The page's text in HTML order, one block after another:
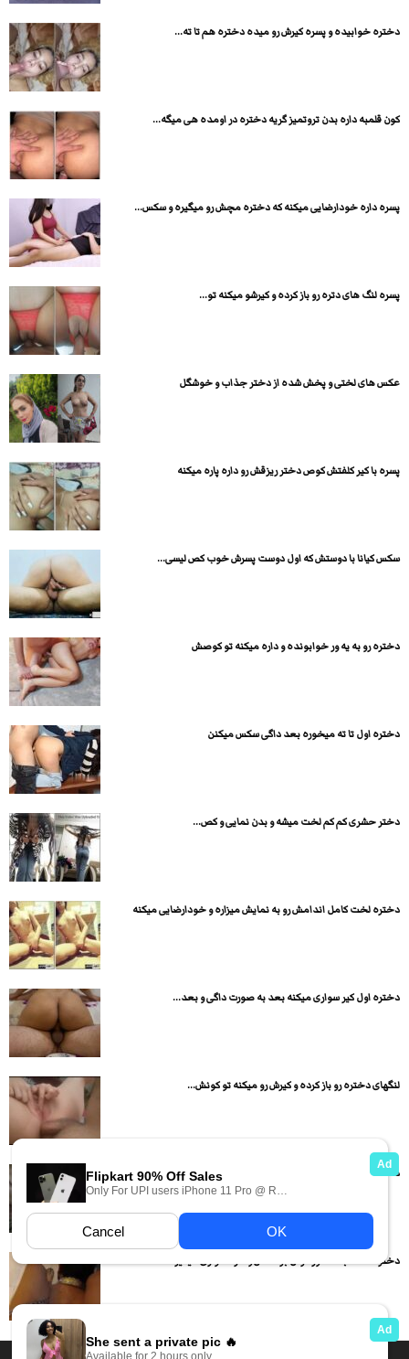
دختره خوابیده و پسره کیرش رو میده دختره هم تا ته...
کون قلمبه داره بدن تروتمیز گریه دختره در اومده هی میگه...
پسره داره خودارضایی میکنه که دختره مچش رو میگیره و سکس...
پسره لنگ های دتره رو باز کرده و کیرشو میکنه تو...
عکس های لختی و پخش شده از دختر جذاب و خوشگل
پسره با کیر کلفتش کوص دختر ریزقش رو داره پاره میکنه
سکس کیانا با دوستش که اول دوست پسرش خوب کص لیسی...
دختره رو به یه ور خوابونده و داره میکنه تو کوصش
دختره اول تا ته میخوره بعد داگی سکس میکنن
دختر حشری کم کم لخت میشه و بدن نمایی و کص...
دختره لخت کامل اندامش رو به نمایش میزاره و خودارضایی میکنه
دختره اول کیر سواری میکنه بعد به صورت داگی و بعد...
لنگهای دختره رو باز کرده و کیرش رو میکنه تو کونش...
دختره داگی وایساده پسره هم کیر درازش رو میکنه تو کوصش
دختره قلاده بسته دور گردن برده اش و داره سواری میگیره